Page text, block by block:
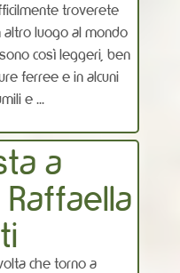
troverete
altro luogo al mondo
così leggeri, ben
ferree e in alcuni
e ...
a
che torno a